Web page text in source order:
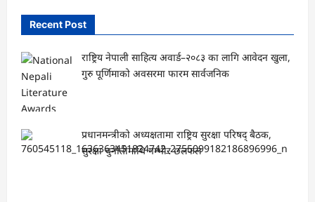
Recent Post
राष्ट्रिय नेपाली साहित्य अवार्ड–२०८३ का लागि आवेदन खुला,
गुरु पूर्णिमाको अवसरमा फारम सार्वजनिक
प्रधानमन्त्रीको अध्यक्षतामा राष्ट्रिय सुरक्षा परिषद् बैठक,
सुरक्षा चुनौतीमाथि गम्भीर छलफल